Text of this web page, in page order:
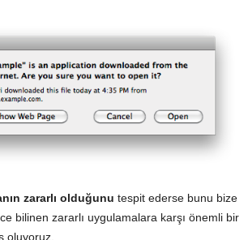
zararlı olduğunu tespit ederse bunu bize
bilinen zararlı uygulamalara karşı önemli bir
oluyoruz.